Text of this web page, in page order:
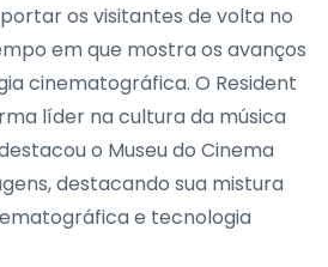
os visitantes de volta no
em que mostra os avanços
cinematográfica. O Resident
líder na cultura da música
o Museu do Cinema
destacando sua mistura
e tecnologia